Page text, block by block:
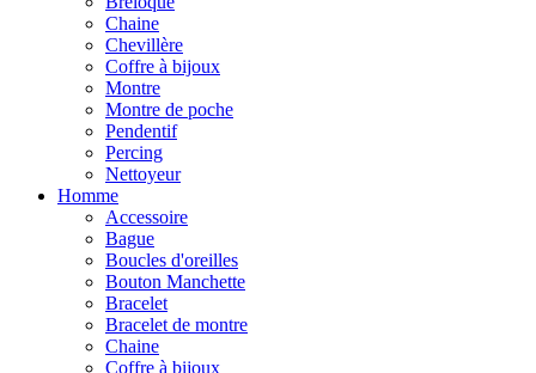
Chaine
Chevillère
Coffre à bijoux
Montre
Montre de poche
Pendentif
Percing
Nettoyeur
Homme
Accessoire
Bague
Boucles d'oreilles
Bouton Manchette
Bracelet
Bracelet de montre
Chaine
Coffre à bijoux